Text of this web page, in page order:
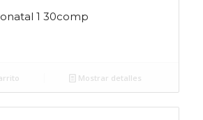
1 30comp
Mostrar detalles